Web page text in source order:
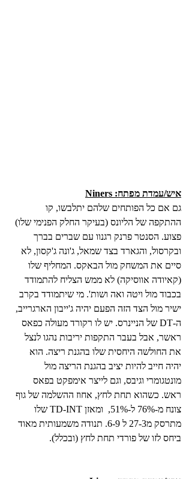
איש/עמדת מפתח: Niners
גם אם כל הפותחים שלהם יתלבשו, קו
ההתקפה של הליונס (בעיקר החלק הפנימי שלו)
פצוע. הסנטר פרנק רגנוו עם שברים בברך
ובקרסול, והגארד בצד שמאל, ג'ונה ג'קסון, לא
סיים את המשחק מול הבאקס. המחליף שלו
(קאיודה אווסיקה) לא ממש הצליח להתמודד
בכבוד מול ויטה ואה ושות'. מי שיתמודד בקרב
ישיר מול הצד הזה הפעם יהיה ג'ייבון הארגרייב,
ה-DT של הניינרס. יש לו רקורד מעולה כפאס
ראשר, אבל בעבר התקפות יריבות נהגו לנצל
את החולשה היחסית שלו בהגנת ריצה. הוא
יהיה חייב להיות יציב בהגנת הריצה מול
מונטגומרי וגיבס, וגם לייצר אימפקט בפאס
ראש. כשהוא תחת לחץ, אחוז ההשלמה של גוף
צונח מ-76% ל-51%,  ומאזן TD-INT שלו
מתרסק מ27-3 ל 6-9. תנודה משמעותית מאוד
ביחס לזו של פורדי תחת לחץ (ובכלל).